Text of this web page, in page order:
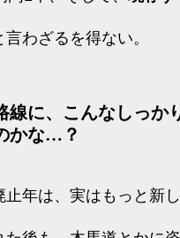
わざるを得ない。
線に、こんなしっか
かな…？
止年は、実はもっと新